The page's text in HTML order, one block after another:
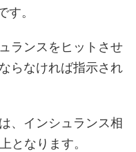
。
ランスをヒットさせ
らなければ指示され
、インシュランス相
となります。